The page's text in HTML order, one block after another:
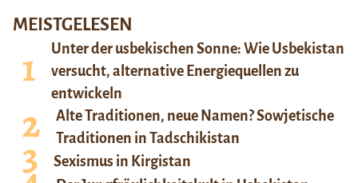
MEISTGELESEN
Unter der usbekischen Sonne: Wie Usbekistan
versucht, alternative Energiequellen zu
entwickeln
Alte Traditionen, neue Namen? Sowjetische
Traditionen in Tadschikistan
Sexismus in Kirgistan